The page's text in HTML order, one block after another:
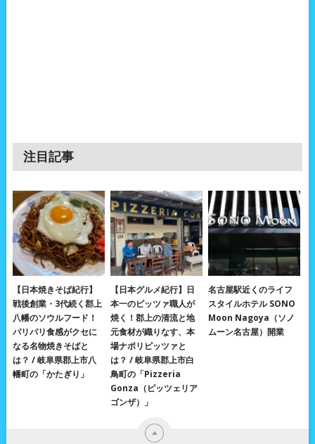
注目記事
【日本焼きそば紀行】
戦後創業・3代続く郡上
八幡のソウルフード！
パリパリ食感がクセに
なる名物焼きそばと
は？ / 岐阜県郡上市八
幡町の「かたぎり」
【日本グルメ紀行】日
本一のピッツァ職人が
焼く！郡上の清流と地
元食材が織りなす、本
場ナポリピッツァと
は？ / 岐阜県郡上市白
鳥町の「Pizzeria
Gonza（ピッツェリア
ゴンザ）」
名古屋駅近くのライフ
スタイルホテル SONO
Moon Nagoya（ソノ
ムーン名古屋）開業